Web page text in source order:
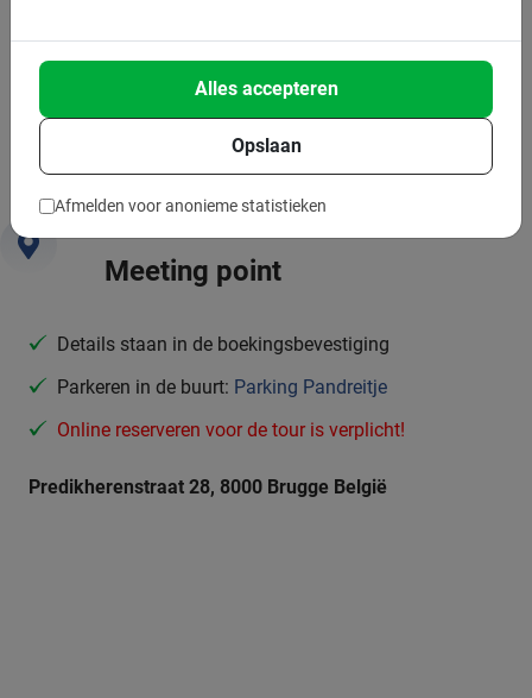
Opslaan
Alles accepteren
Afmelden voor anonieme statistieken
plaatse
Fietsen is gezond en ontspannend
Baja Bikes & duurzaamheid
Meeting point
Details staan in de boekingsbevestiging
Parkeren in de buurt: Parking Pandreitje
Online reserveren voor de tour is verplicht!
Predikherenstraat 28, 8000 Brugge België